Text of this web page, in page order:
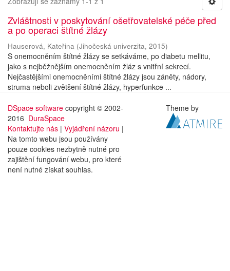
Zvláštnosti v poskytování ošetřovatelské péče před
a po operaci štítné žlázy
Hauserová, Kateřina (Jihočeská univerzita, 2015)
S onemocněním štítné žlázy se setkáváme, po diabetu mellitu,
jako s nejběžnějším onemocněním žláz s vnitřní sekrecí.
Nejčastějšími onemocněními štítné žlázy jsou záněty, nádory,
struma neboli zvětšení štítné žlázy, hyperfunkce ...
DSpace software copyright © 2002-
2016 DuraSpace
Kontaktujte nás | Vyjádření názoru |
Na tomto webu jsou používány
pouze cookies nezbytně nutné pro
zajištění fungování webu, pro které
není nutné získat souhlas.
Theme by